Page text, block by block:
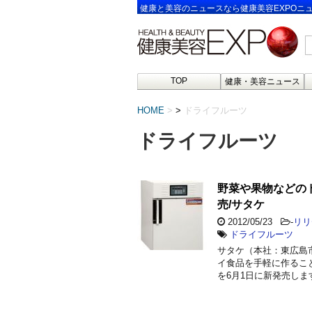
健康と美容のニュースなら健康美容EXPOニ
TOP 健康・美容ニュース
HOME > ドライフルーツ
ドライフルーツ
野菜や果物などの
売/サタケ
2012/05/23 - リ
ドライフルーツ
サタケ（本社：東広島
イ食品を手軽に作る
を6月1日に新発売し